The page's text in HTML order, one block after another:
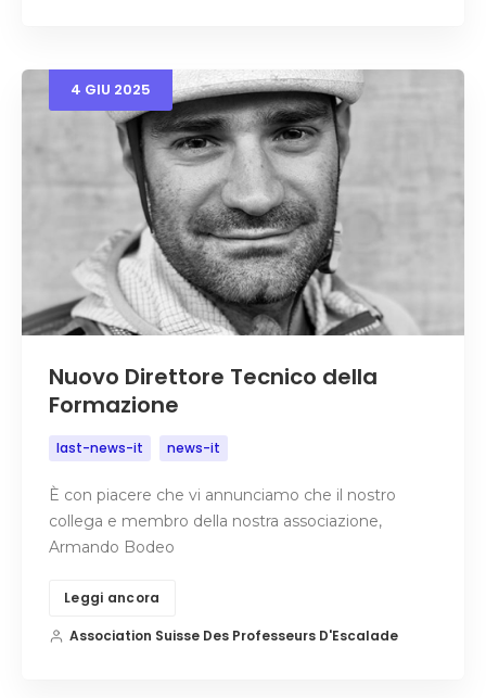
4 GIU 2025
Nuovo Direttore Tecnico della
Formazione
last-news-it news-it
È con piacere che vi annunciamo che il nostro
collega e membro della nostra associazione,
Armando Bodeo
Leggi ancora
Association Suisse Des Professeurs D'Escalade